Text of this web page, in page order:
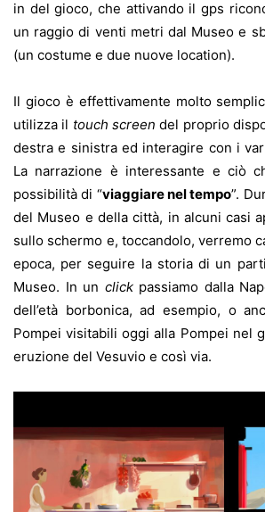
in del gioco, che attivando il gps
un raggio di venti metri dal Museo e
(un costume e due nuove location).
Il gioco è effettivamente molto
utilizza il touch screen del proprio
destra e sinistra ed interagire con i
La narrazione è interessante e ciò
possibilità di “viaggiare nel tempo”.
del Museo e della città, in alcuni casi
sullo schermo e, toccandolo, verremo
epoca, per seguire la storia di un
Museo. In un clickpassiamo dalla
dell’età borbonica, ad esempio, o
Pompei visitabili oggi alla Pompei nel
eruzione del Vesuvio e così via.